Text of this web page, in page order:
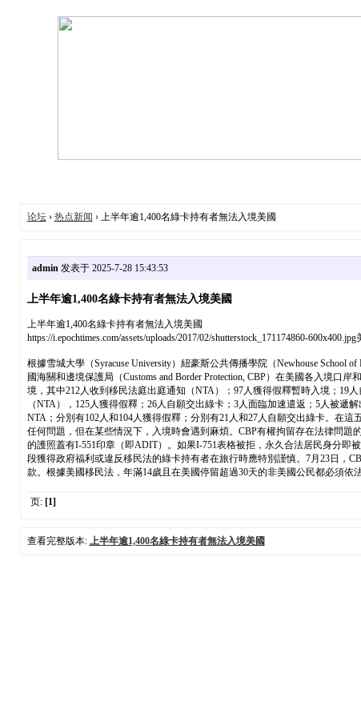
论坛› 热点新闻 › 上半年逾1,400名綠卡持有者無法入境美國
admin发表于 2025-7-28 15:43:53
上半年逾1,400名綠卡持有者無法入境美國
上半年逾1,400名綠卡持有者無法入境美國
https://i.epochtimes.com/assets/uploads/2017/02/shutterstock_171174860-
根據雪城大學（Syracuse University）紐豪斯公共傳播學院（Newhouse School
國海關和邊境保護局（Customs and Border Protection, CBP）在美國各入境
境，其中212人收到移民法庭出庭通知（NTA）；97人獲得假釋暫時入境；19
（NTA），125人獲得假釋；26人自願交出綠卡；3人面臨加速遣返；5人被遞
NTA；分別有102人和104人獲得假釋；分別有21人和27人自願交出綠卡。在
任何問題，但在某些情況下，入境時會遇到麻煩。CBP有權拘留存在法律問
的護照蓋有I-551印章（即ADIT）。如果I-751表格被拒，永久合法居民身分即
段獲得政府福利或違反移民法的綠卡持有者在旅行時應特別謹慎。7月23日，
款。根據美國移民法，年滿14歲且在美國停留超過30天的非美國公民都必須
页: [1]
查看完整版本: 上半年逾1,400名綠卡持有者無法入境美國